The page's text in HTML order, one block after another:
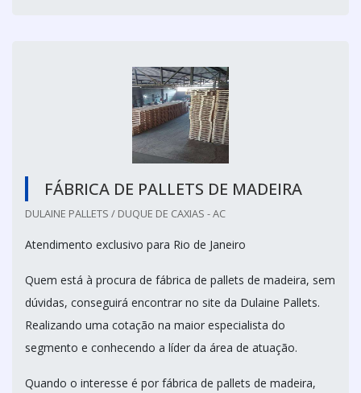
FÁBRICA DE PALLETS DE MADEIRA
DULAINE PALLETS / DUQUE DE CAXIAS - AC
Atendimento exclusivo para Rio de Janeiro
Quem está à procura de fábrica de pallets de madeira, sem
dúvidas, conseguirá encontrar no site da Dulaine Pallets.
Realizando uma cotação na maior especialista do
segmento e conhecendo a líder da área de atuação.
Quando o interesse é por fábrica de pallets de madeira,